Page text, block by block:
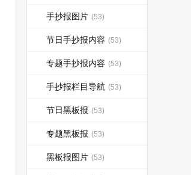
手抄报图片 (53)
节日手抄报内容 (53)
专题手抄报内容 (53)
手抄报栏目导航 (53)
节日黑板报 (53)
专题黑板报 (53)
黑板报图片 (53)